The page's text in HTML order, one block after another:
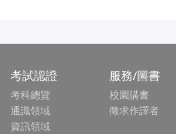
考試認證
考科總覽
通識領域
資訊領域
服務/圖書
校園購書
徵求作譯者